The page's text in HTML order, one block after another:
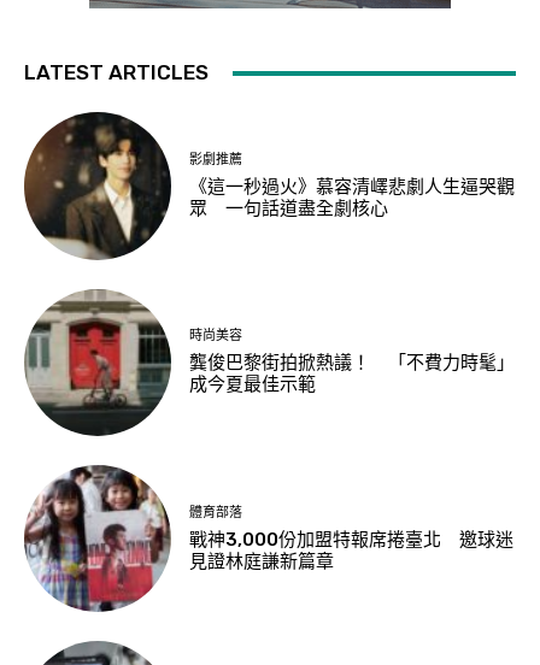
LATEST ARTICLES
影劇推薦
《這一秒過火》慕容清嶧悲劇人生逼哭觀
眾 一句話道盡全劇核心
時尚美容
龔俊巴黎街拍掀熱議！ 「不費力時髦」
成今夏最佳示範
體育部落
戰神3,000份加盟特報席捲臺北 邀球迷
見證林庭謙新篇章